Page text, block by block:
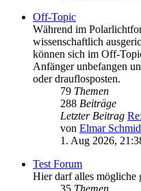
Off-Topic
Während im
wissenschaftlich
können sich im Off-
Anfänger unbefangen
oder drauflosposten.
79 Themen
288 Beiträge
Letzter Beitrag
von Elmar
1. Aug 2026,
Test Forum
Hier darf alles mögliche
35 Themen